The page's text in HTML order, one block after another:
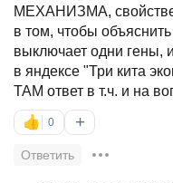
МЕХАНИЗМА,
в том, чтобы
выключает одни гены,
в яндексе "Три кита
ТАМ ответ в т.ч. и на
👍 0 +
Ответить